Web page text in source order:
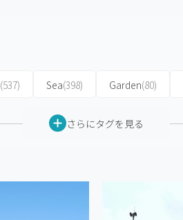
(537) Sea(398) Garden(80)
さらにタグを見る